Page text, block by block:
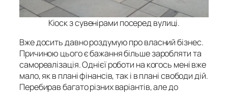
Кіоск з сувенірами посеред вулиці.
Вже досить давно роздумую про власний бізнес.
Причиною цього є бажання більше заробляти та
самореалізація. Однієї роботи на когось мені вже
мало, як в плані фінансів, так і в плані свободи дій.
Перебирав багато різних варіантів, але до